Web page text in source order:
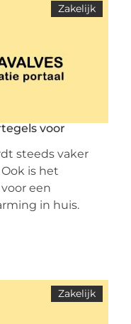
Zakelijk
voor
steeds vaker
is het
een
in huis.
Zakelijk